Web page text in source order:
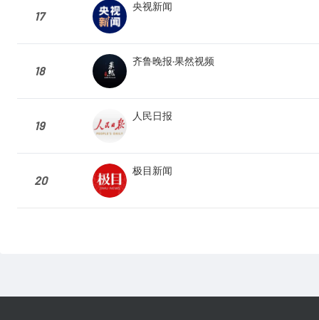
17
央视新闻
18
齐鲁晚报·果然视频
19
人民日报
20
极目新闻